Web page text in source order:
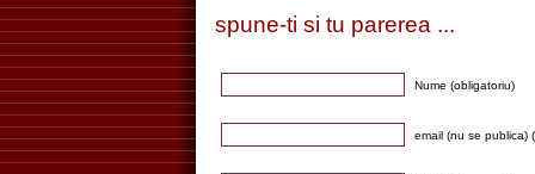
spune-ti si tu parerea ...
Nume (obligatoriu)
email (nu se publica)